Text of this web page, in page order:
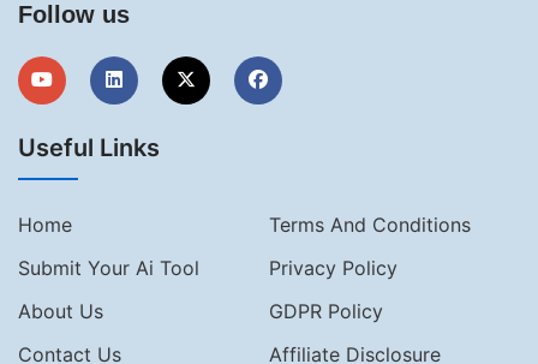
Follow us
Useful Links
Home
Terms And Conditions
Submit Your Ai Tool
Privacy Policy
About Us
GDPR Policy
Contact Us
Affiliate Disclosure